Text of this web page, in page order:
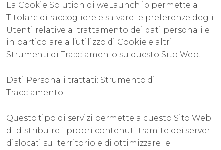
La Cookie Solution di weLaunch.io permette al
Titolare di raccogliere e salvare le preferenze degli
Utenti relative al trattamento dei dati personali e
in particolare all’utilizzo di Cookie e altri
Strumenti di Tracciamento su questo Sito Web.
Dati Personali trattati: Strumento di
Tracciamento.
Questo tipo di servizi permette a questo Sito Web
di distribuire i propri contenuti tramite dei server
dislocati sul territorio e di ottimizzare le